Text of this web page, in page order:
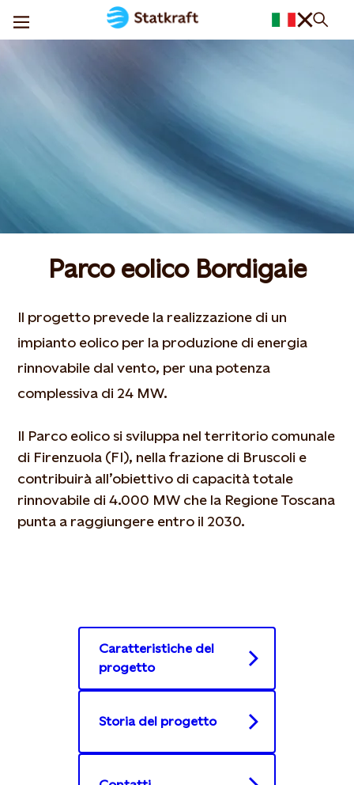
Parco eolico Bordigaie
Il progetto prevede la realizzazione di un
impianto eolico per la produzione di energia
rinnovabile dal vento, per una potenza
complessiva di 24 MW.
Il Parco eolico si sviluppa nel territorio comunale
di Firenzuola (FI), nella frazione di Bruscoli e
contribuirà all’obiettivo di capacità totale
rinnovabile di 4.000 MW che la Regione Toscana
punta a raggiungere entro il 2030.
Caratteristiche del
progetto
Storia del progetto